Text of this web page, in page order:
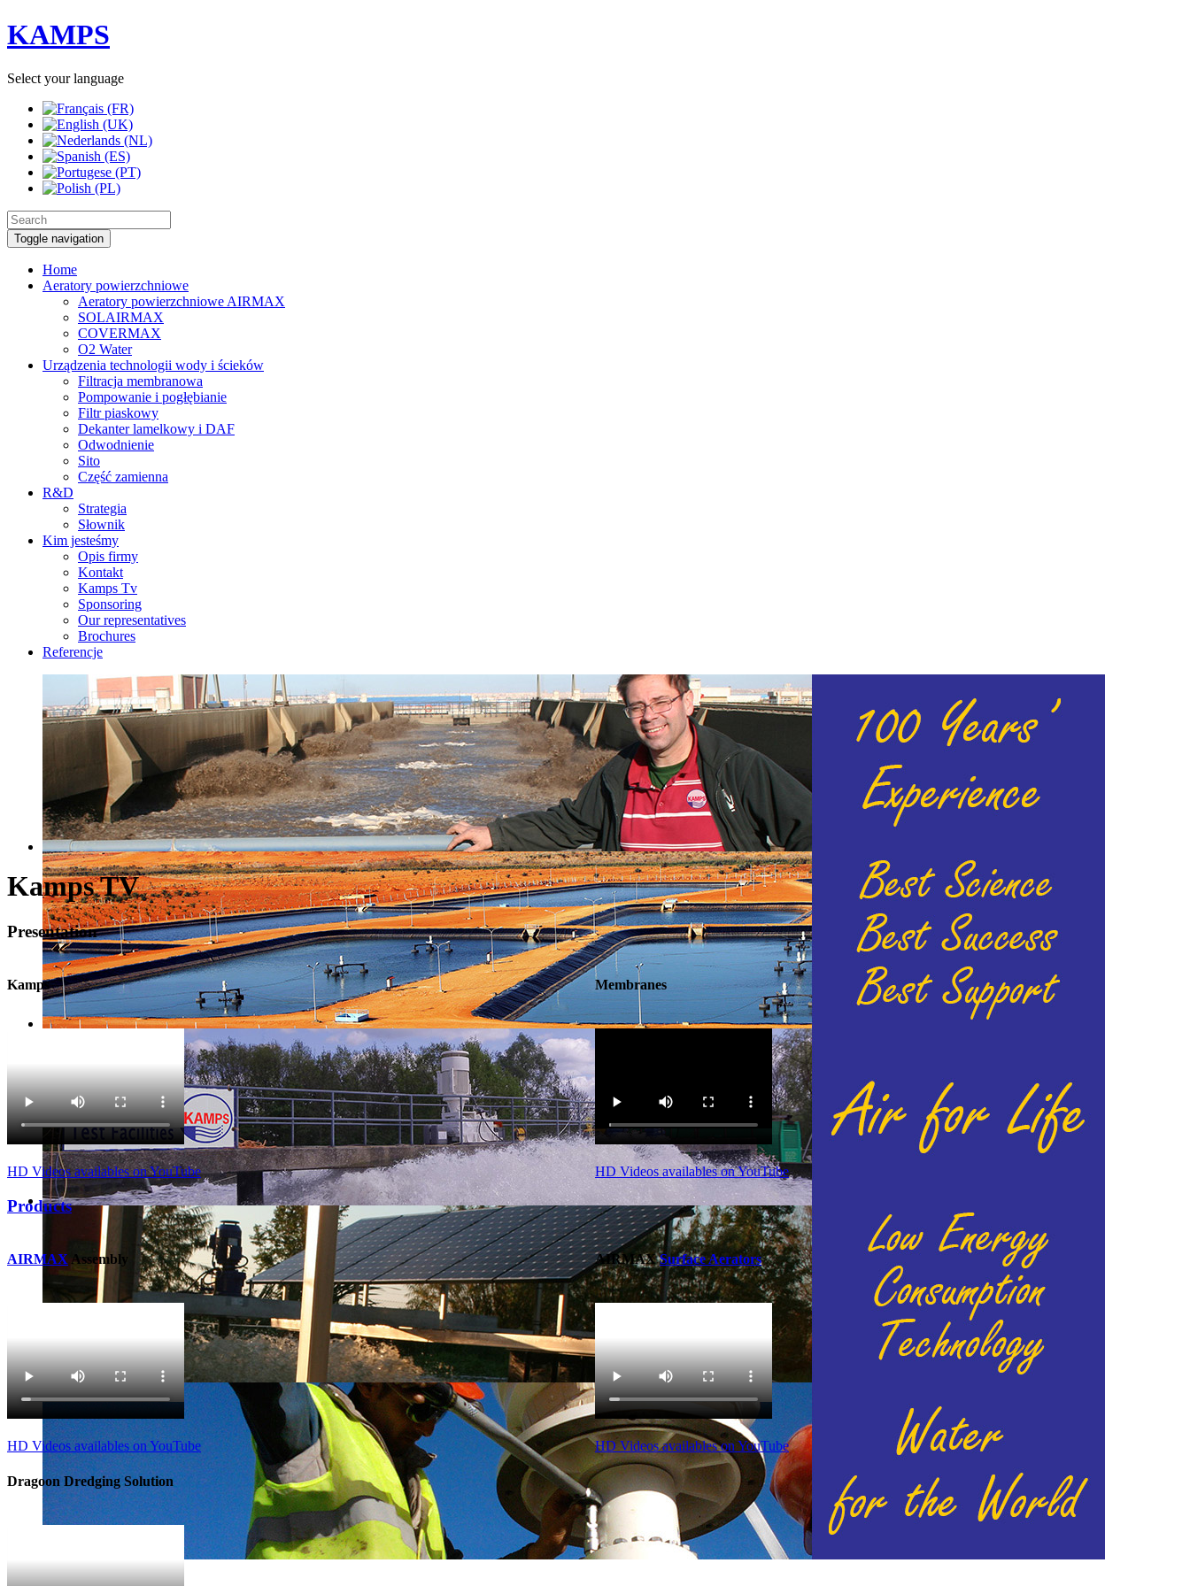
KAMPS
Select your language
Toggle navigation
Home
Aeratory powierzchniowe
Aeratory powierzchniowe AIRMAX
SOLAIRMAX
COVERMAX
O2 Water
Urządzenia technologii wody i ścieków
Filtracja membranowa
Pompowanie i pogłębianie
Filtr piaskowy
Dekanter lamelkowy i DAF
Odwodnienie
Sito
Część zamienna
R&D
Strategia
Słownik
Kim jesteśmy
Opis firmy
Kontakt
Kamps Tv
Sponsoring
Our representatives
Brochures
Referencje
Kamps TV
Presentation
Kamps
HD Videos availables on YouTube
Membranes
HD Videos availables on YouTube
Products
AIRMAXAssembly
HD Videos availables on YouTube
AIRMAXSurface Aerators
HD Videos availables on YouTube
Dragoon Dredging Solution